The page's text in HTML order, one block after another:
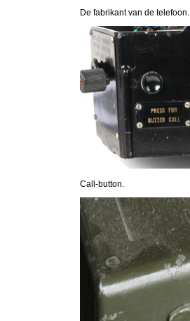
De fabrikant van de telefoon.
Call-button.